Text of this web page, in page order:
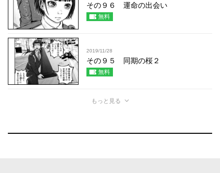
その９６ 運命の出会い
無料
2019/11/28
その９５ 同期の桜２
無料
もっと見る